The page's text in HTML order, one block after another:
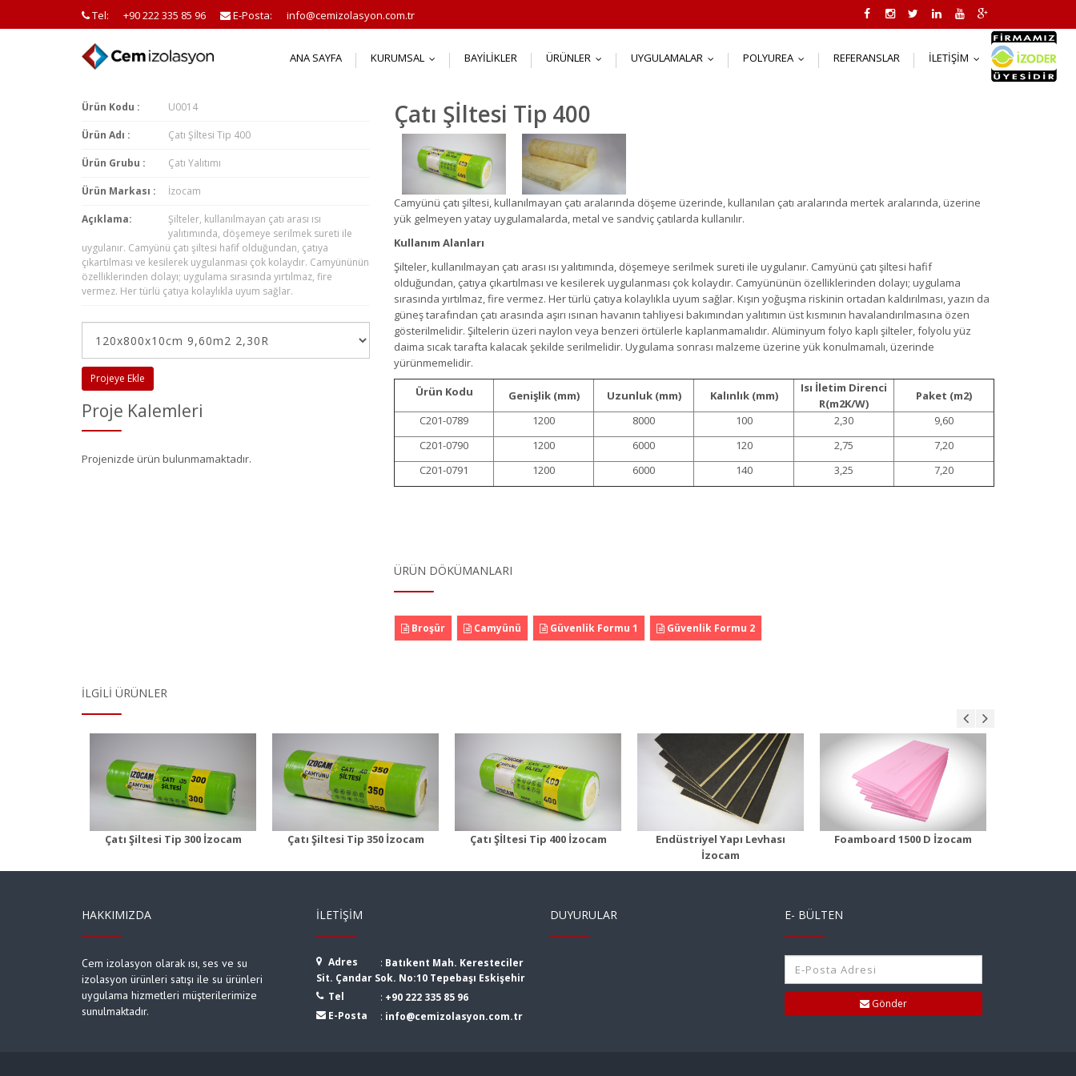
Tel: +90 222 335 85 96 E-Posta: info@cemizolasyon.com.tr
ANA SAYFA KURUMSAL BAYILIKLER ÜRÜNLER UYGULAMALAR POLYUREA REFERANSLAR İLETIŞIM
Ürün Kodu : U0014
Ürün Adı : Çatı Şİltesi Tip 400
Ürün Grubu : Çatı Yalıtımı
Ürün Markası : İzocam
Açıklama:
Şilteler, kullanılmayan çatı arası ısı
yalıtımında, döşemeye serilmek sureti ile
uygulanır. Camyünü çatı şiltesi hafif olduğundan, çatıya
çıkartılması ve kesilerek uygulanması çok kolaydır. Camyününün
özelliklerinden dolayı; uygulama sırasında yırtılmaz, fire
vermez. Her türlü çatıya kolaylıkla uyum sağlar.
Projeye Ekle
Proje Kalemleri
Projenizde ürün bulunmamaktadır.
Çatı Şİltesi Tip 400
Camyünü çatı şiltesi, kullanılmayan çatı aralarında döşeme üzerinde, kullanılan çatı aralarında mertek aralarında, üzerine
yük gelmeyen yatay uygulamalarda, metal ve sandviç çatılarda kullanılır.
Kullanım Alanları
Şilteler, kullanılmayan çatı arası ısı yalıtımında, döşemeye serilmek sureti ile uygulanır. Camyünü çatı şiltesi hafif
olduğundan, çatıya çıkartılması ve kesilerek uygulanması çok kolaydır. Camyününün özelliklerinden dolayı; uygulama
sırasında yırtılmaz, fire vermez. Her türlü çatıya kolaylıkla uyum sağlar. Kışın yoğuşma riskinin ortadan kaldırılması, yazın da
güneş tarafından çatı arasında aşırı ısınan havanın tahliyesi bakımından yalıtımın üst kısmının havalandırılmasına özen
gösterilmelidir. Şiltelerin üzeri naylon veya benzeri örtülerle kaplanmamalıdır. Alüminyum folyo kaplı şilteler, folyolu yüz
daima sıcak tarafta kalacak şekilde serilmelidir. Uygulama sonrası malzeme üzerine yük konulmamalı, üzerinde
yürünmemelidir.
Ürün Kodu
Genişlik (mm) Uzunluk (mm) Kalınlık (mm)
Isı İletim Direnci
R(m2K/W)
Paket (m2)
C201-0789
1200 8000 100 2,30
9,60
C201-0790
1200 6000 120 2,75
7,20
C201-0791
1200 6000 140 3,25 7,20
ÜRÜN DÖKÜMANLARI
Broşür Camyünü Güvenlik Formu 1 Güvenlik Formu 2
İLGILI ÜRÜNLER
Çatı Şiltesi Tip 300 İzocam Çatı Şiltesi Tip 350 İzocam
Çatı Şiltesi Tip 350
Ürün Detayı
Çatı Şİltesi Tip 400 İzocam
Çatı Şİltesi Tip 400
Ürün Detayı
Endüstriyel Yapı Levhası
İzocam
Endüstriyel Yapı
Levhası
Ürün Detayı
Foamboard 1500 D İzocam
Foamboard 1500 D
Ürün Detayı
Foamboard 2000 D
Ürün Detayı
HAKKIMIZDA
Cem izolasyon olarak ısı, ses ve su
izolasyon ürünleri satışı ile su ürünleri
uygulama hizmetleri müşterilerimize
sunulmaktadır.
İLETIŞIM
Adres : Batıkent Mah. Keresteciler
Sit. Çandar Sok. No:10 Tepebaşı Eskişehir
Tel
: +90 222 335 85 96
E-Posta
: info@cemizolasyon.com.tr
DUYURULAR E- BÜLTEN
Gönder